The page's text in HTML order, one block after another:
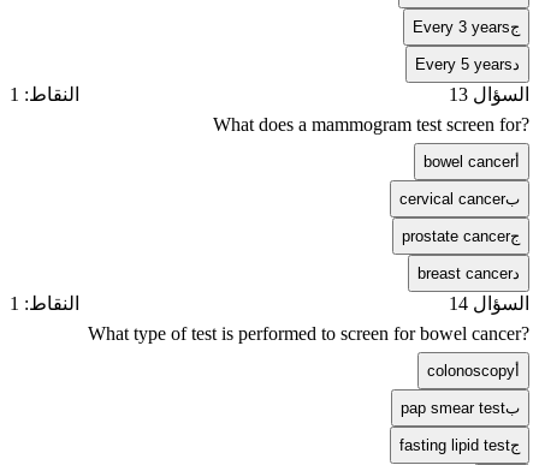
جEvery 3 years
Every 5 years
السؤال 13
النقاط: 1
What does a mammogram test screen for?
bowel cancer
بcervical cancer
جprostate cancer
breast cancer
السؤال 14
النقاط: 1
What type of test is performed to screen for bowel cancer?
colonoscopy
بpap smear test
جfasting lipid test